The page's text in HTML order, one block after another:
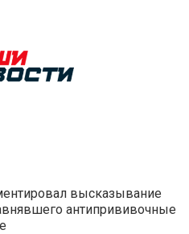
высказывание
антипрививочные